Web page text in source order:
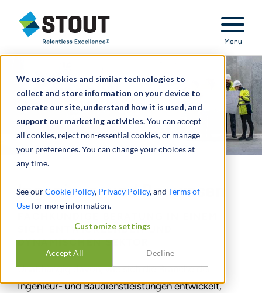
We use cookies and similar technologies to
collect and store information on your device to
operate our site, understand how it is used, and
support our marketing activities.You can accept
all cookies, reject non-essential cookies, or manage
your preferences. You can change your choices at
any time.
See ourCookie Policy, Privacy Policy, and Terms of
Usefor more information.
Customize settings
Accept All Decline
Stout Relentless Excellence
Menu
Ingenieur- und Bauwesen
SICH ENTWICKELNDEN UND
DYNAMISCHEN SEKTOR
Unabhängig davon, wie sich die Branche der
Ingenieur- und Baudienstleistungen entwickelt,